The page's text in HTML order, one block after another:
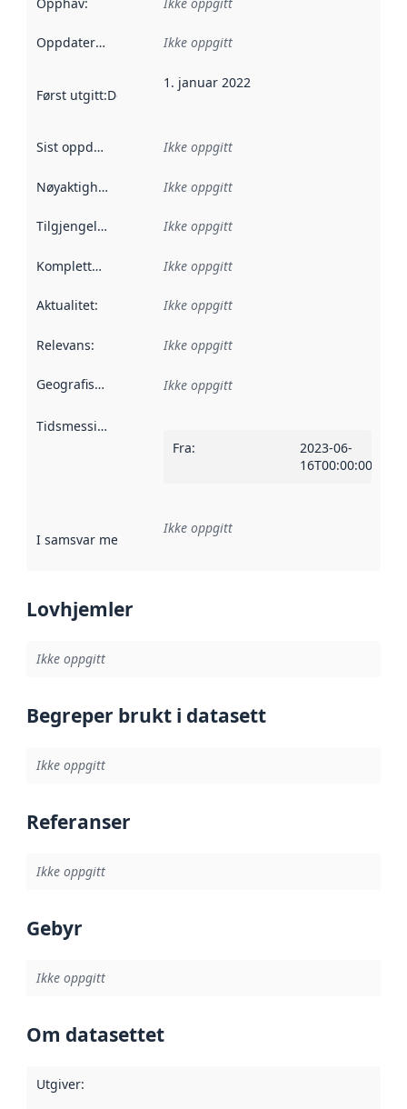
Oppdateringsfrekvens :
Ikke oppgitt
Først utgitt:Denne datoen sier når dataene i dette
1. januar 2022
Sist oppdatert Ikke oppgitt
Nøyaktighet Ikke oppgitt
Tilgjengelighet Ikke oppgitt
Kompletthet Ikke oppgitt
Aktualitet: Ikke oppgitt
Relevans: Ikke oppgitt
Geografisk avgrensning :
Ikke oppgitt
Tidsmessig avgrensning
Fra:
2023-06-
16T00:00:00Z
I samsvar med Referanse til en implementasjonsregel
Ikke oppgitt
Lovhjemler
Ikke oppgitt
Begreper brukt i datasett
Ikke oppgitt
Referanser
Ikke oppgitt
Gebyr
Ikke oppgitt
Om datasettet
Utgiver: